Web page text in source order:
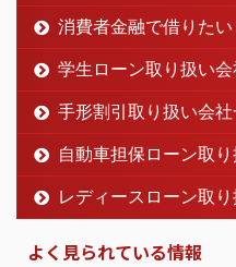
消費者金融で借りたい
学生ローン取り扱い
手形割引取り扱い会社
自動車担保ローン取
レディースローン取
よく見られている情報